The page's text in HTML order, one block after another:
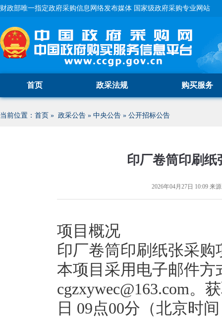
财政部唯一指定政府采购信息网络发布媒体 国家级政府采购专业网站
首页 政采法规 购买服务
当前位置： 首页 » 政采公告 » 中央公告 » 公开招标公告
印厂卷筒印刷
2026年04月27日 10:09 来
项目概况
印厂卷筒印刷纸张采
本项目采用电子邮件
cgzxywec@163.com。
日 09点00分（北京时